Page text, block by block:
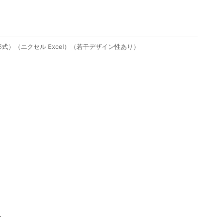
）（エクセル Excel）（若干デザイン性あり）